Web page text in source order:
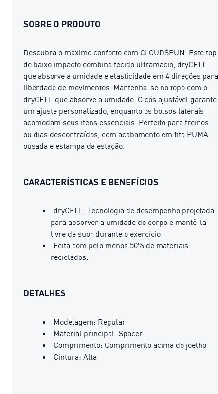
SOBRE O PRODUTO
Descubra o máximo conforto com CLOUDSPUN. Este top
de baixo impacto combina tecido ultramacio, dryCELL
que absorve a umidade e elasticidade em 4 direções para
liberdade de movimentos. Mantenha-se no topo com o
dryCELL que absorve a umidade. O cós ajustável garante
um ajuste personalizado, enquanto os bolsos laterais
acomodam seus itens essenciais. Perfeito para treinos
ou dias descontraídos, com acabamento em fita PUMA
ousada e estampa da estação.
CARACTERÍSTICAS E BENEFÍCIOS
dryCELL: Tecnologia de desempenho projetada
para absorver a umidade do corpo e mantê-la
livre de suor durante o exercício
Feita com pelo menos 50% de materiais
reciclados.
DETALHES
Modelagem: Regular
Material principal: Spacer
Comprimento: Comprimento acima do joelho
Cintura: Alta